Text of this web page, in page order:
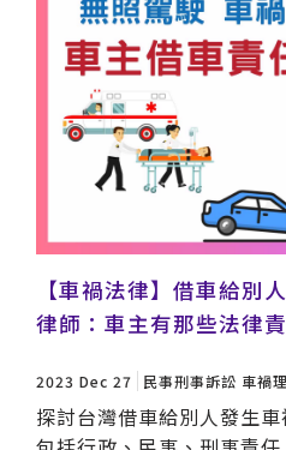
【車禍法律】借車給別
律師：車主有那些法律
2023 Dec 27 民事刑事訴訟 車禍
探討台灣借車給別人發生